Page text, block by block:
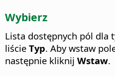
Wybierz
Lista dostępnych pól dla
liście Typ. Aby wstaw
następnie kliknij Wstaw.